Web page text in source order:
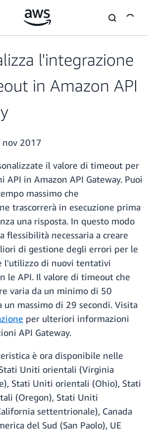
l'integrazione
in Amazon API
nov 2017
il valore di timeout per
API in Amazon API Gateway. Puoi
massimo che
trascorrerà in esecuzione prima
una risposta. In questo modo
flessibilità necessaria a creare
di gestione degli errori per le
l'utilizzo di nuovi tentativi
le API. Il valore di timeout che
varia da un minimo di 50
un massimo di 29 secondi. Visita
per ulteriori informazioni
API Gateway.
è ora disponibile nelle
Uniti orientali (Virginia
Stati Uniti orientali (Ohio), Stati
(Oregon), Stati Uniti
settentrionale), Canada
del Sud (San Paolo), UE